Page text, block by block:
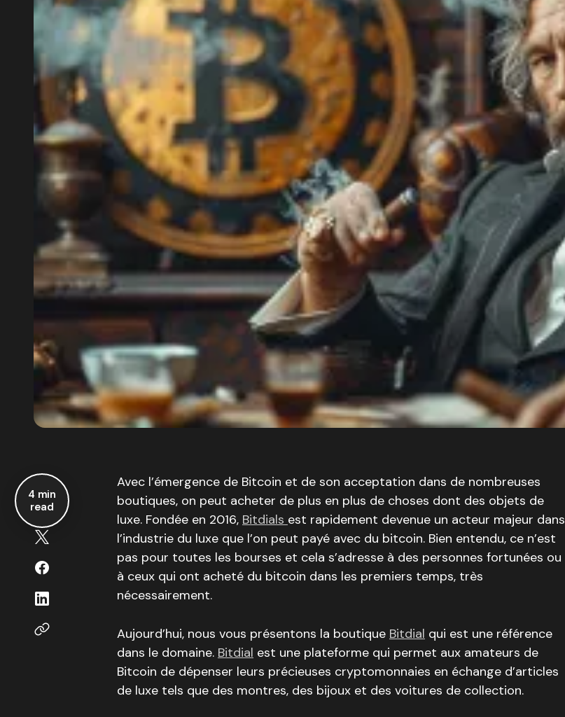
4 min
read
‍Avec l’émergence de Bitcoin et de son acceptation dans de nombreuses
boutiques, on peut acheter de plus en plus de choses dont des objets de
luxe. Fondée en 2016, Bitdials est rapidement devenue un acteur majeur dans
l’industrie du luxe que l’on peut payé avec du bitcoin. Bien entendu, ce n’est
pas pour toutes les bourses et cela s’adresse à des personnes fortunées ou
à ceux qui ont acheté du bitcoin dans les premiers temps, très
nécessairement.
Aujourd’hui, nous vous présentons la boutique Bitdial qui est une référence
dans le domaine. Bitdial est une plateforme qui permet aux amateurs de
Bitcoin de dépenser leurs précieuses cryptomonnaies en échange d’articles
de luxe tels que des montres, des bijoux et des voitures de collection.